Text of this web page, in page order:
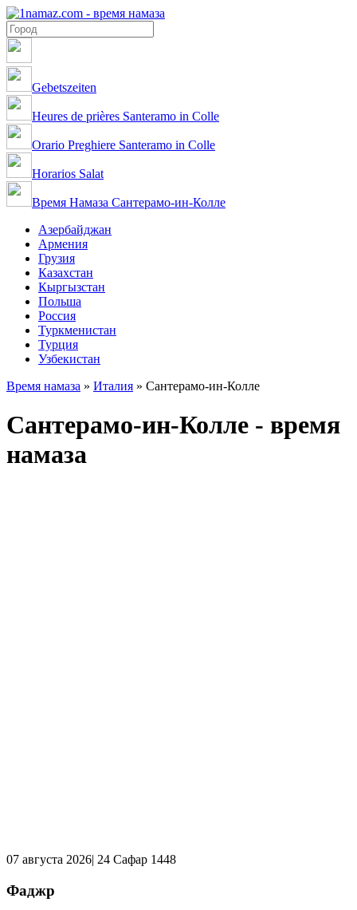
Gebetszeiten
Heures de prières Santeramo in Colle
Orario Preghiere Santeramo in Colle
Horarios Salat
Время Намаза Сантерамо-ин-Колле
Азербайджан
Армения
Грузия
Казахстан
Кыргызстан
Польша
Россия
Туркменистан
Турция
Узбекистан
Время намаза » Италия » Сантерамо-ин-Колле
Сантерамо-ин-Колле - время
намаза
07 августа 2026| 24 Сафар 1448
Фаджр